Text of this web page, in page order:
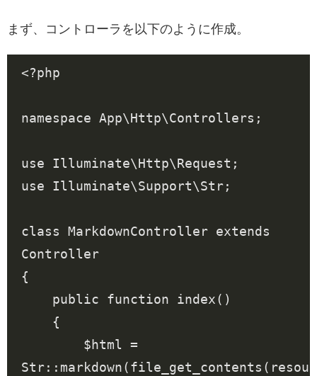
まず、コントローラを以下のように作成。
<?php
namespace App\Http\Controllers ;
use Illuminate\Http\Request ;
use
Illuminate\Support\Str;
class MarkdownController extends
Controller
{
public
function index()
{
$html
=
Str:: markdown(file_get_contents (